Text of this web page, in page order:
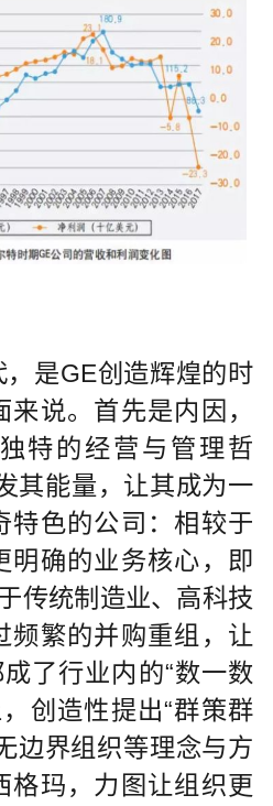
是GE创造辉煌的时
说。首先是内因，
特的经营与管理哲
其能量，让其成为一
特色的公司：相较于
明确的业务核心，即
传统制造业、高科技
频繁的并购重组，让
了行业内的“数一数
创造性提出“群策群
边界组织等理念与方
格玛，力图让组织更